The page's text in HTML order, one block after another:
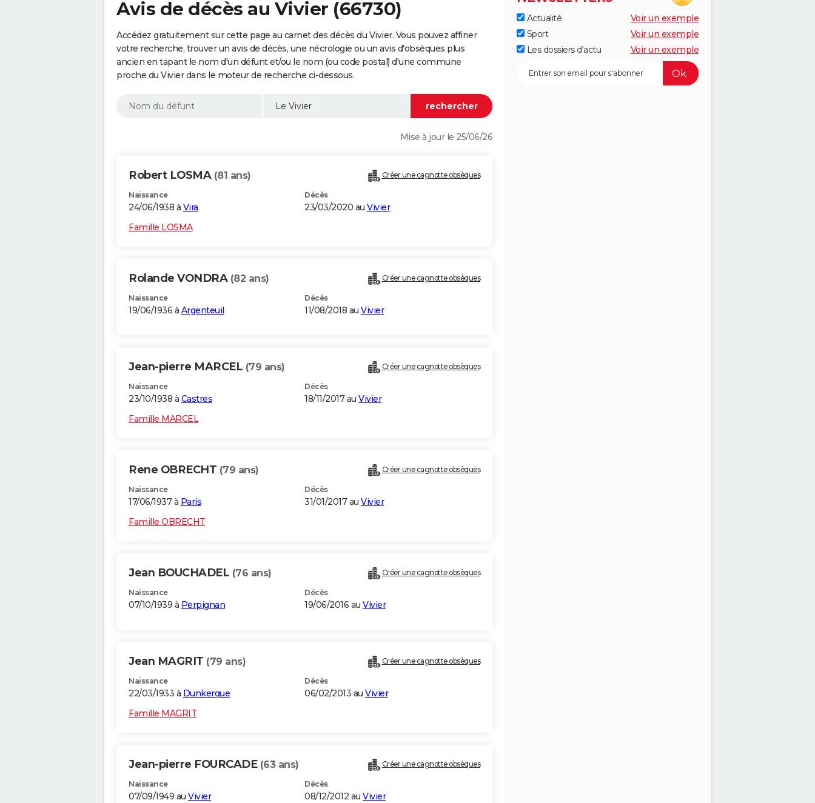
Avis de décès au Vivier (66730)
Accédez gratuitement sur cette page au carnet des décès du Vivier. Vous pouvez affiner
votre recherche, trouver un avis de décès, une nécrologie ou un avis d'obsèques plus
ancien en tapant le nom d'un défunt et/ou le nom (ou code postal) d'une commune
proche du Vivier dans le moteur de recherche ci-dessous.
Mise à jour le 25/06/26
Robert LOSMA (81 ans) Créer une cagnotte obsèques
Naissance
24/06/1938 à Vira
Décès
23/03/2020 au Vivier
Famille LOSMA
Rolande VONDRA (82 ans) Créer une cagnotte obsèques
Naissance
19/06/1936 à Argenteuil
Décès
11/08/2018 au Vivier
Jean-pierre MARCEL (79 ans) Créer une cagnotte obsèques
Naissance
23/10/1938 à Castres
Décès
18/11/2017 au Vivier
Famille MARCEL
Rene OBRECHT (79 ans) Créer une cagnotte obsèques
Naissance
17/06/1937 à Paris
Décès
31/01/2017 au Vivier
Famille OBRECHT
Jean BOUCHADEL (76 ans) Créer une cagnotte obsèques
Naissance
07/10/1939 à Perpignan
Décès
19/06/2016 au Vivier
Jean MAGRIT (79 ans) Créer une cagnotte obsèques
Naissance
22/03/1933 à Dunkerque
Décès
06/02/2013 au Vivier
Famille MAGRIT
Jean-pierre FOURCADE (63 ans) Créer une cagnotte obsèques
Naissance
07/09/1949 au Vivier
Décès
08/12/2012 au Vivier
Actualité
Voir un exemple
Sport
Voir un exemple
Les dossiers d'actu
Voir un exemple